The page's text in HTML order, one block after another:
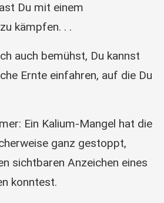
Du mit einem
kämpfen. . .
auch bemühst, Du kannst
Ernte einfahren, auf die Du
Ein Kalium-Mangel hat die
ganz gestoppt,
sichtbaren Anzeichen eines
konntest.